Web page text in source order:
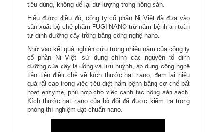
tiêu dùng, không để lại dư lượng trong nông sản.
Hiểu được điều đó, công ty cổ phần Ni Việt đã đưa vào
sản xuất bộ chế phẩm FUGI NANO trừ nấm bệnh an toàn
từ dinh dưỡng cây trồng bằng công nghệ nano.
Nhờ vào kết quả nghiên cứu trong nhiều năm của công ty
cổ phần Ni Việt, sử dụng chính các nguyên tố dinh
dưỡng của cây là đồng và lưu huỳnh, áp dụng công nghệ
tiên tiến điều chế về kích thước hạt nano, đem lại hiệu
quả rất cao trong việc tiêu diệt nấm bệnh bằng cơ chế bất
hoạt enzyme, phù hợp cho việc canh tác nông sản sạch.
Kích thước hạt nano của bộ đôi đã được kiểm tra trong
phòng thí nghiệm đạt chuẩn nano.